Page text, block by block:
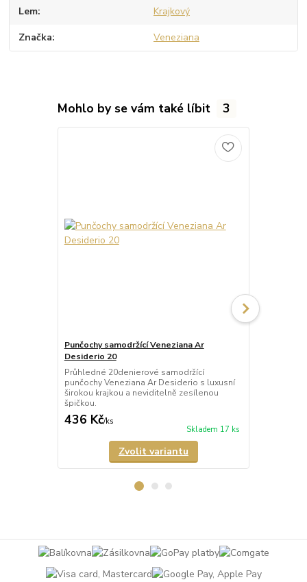
Lem Krajkový
Značka Veneziana
Mohlo by se vám také líbit 3
Punčochy samodržící Veneziana Ar
Desiderio 20
Průhledné 20denierové samodržící
punčochy Veneziana Ar Desiderio s luxusní
širokou krajkou a neviditelně zesílenou
špičkou.
436 Kč/ks
Skladem 17 ks
Zvolit variantu